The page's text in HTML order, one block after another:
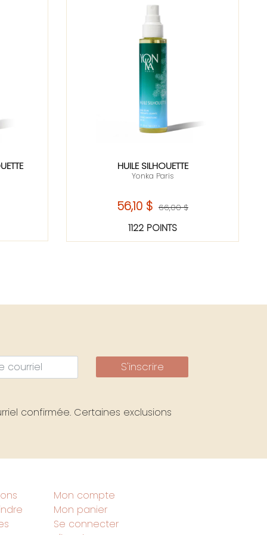
HUILE SILHOUETTE
Yonka Paris
56,10 $ 66,00 $
1122 POINTS
S'inscrire
confirmée. Certaines exclusions
Mon compte
Mon panier
Se connecter